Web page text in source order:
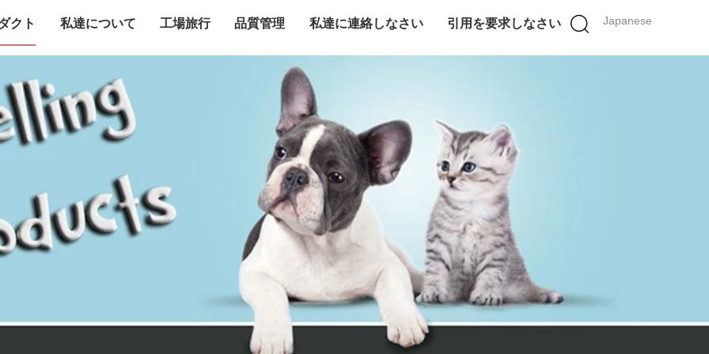
Japanese
クト 私達について 工場旅行 品質管理 私達に連絡しなさい 引用を要求しなさい